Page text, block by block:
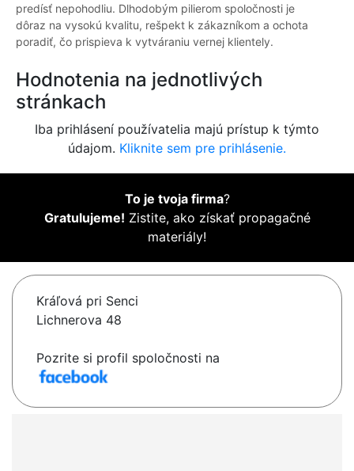
predísť nepohodliu. Dlhodobým pilierom spoločnosti je
dôraz na vysokú kvalitu, rešpekt k zákazníkom a ochota
poradiť, čo prispieva k vytváraniu vernej klientely.
Hodnotenia na jednotlivých
stránkach
Iba prihlásení používatelia majú prístup k týmto
údajom. Kliknite sem pre prihlásenie.
To je tvoja firma?
Gratulujeme! Zistite, ako získať propagačné
materiály!
Kráľová pri Senci
Lichnerova 48
Pozrite si profil spoločnosti na